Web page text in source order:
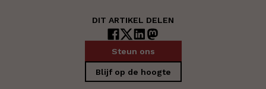
DIT ARTIKEL DELEN
Steun ons
Blijf op de hoogte